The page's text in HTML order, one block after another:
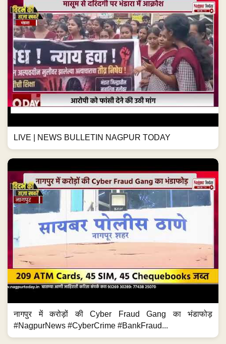
LIVE | NEWS BULLETIN NAGPUR TODAY
नागपुर में करोड़ों की Cyber Fraud Gang का भंडाफोड़
#NagpurNews #CyberCrime #BankFraud...